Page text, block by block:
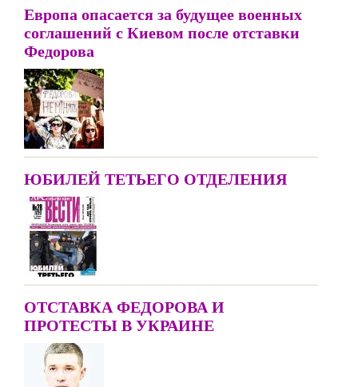
Европа опасается за будущее военных
соглашений с Киевом после отставки
Федорова
ЮБИЛЕЙ ТЕТЬЕГО ОТДЕЛЕНИЯ
ОТСТАВКА ФЕДОРОВА И
ПРОТЕСТЫ В УКРАИНЕ